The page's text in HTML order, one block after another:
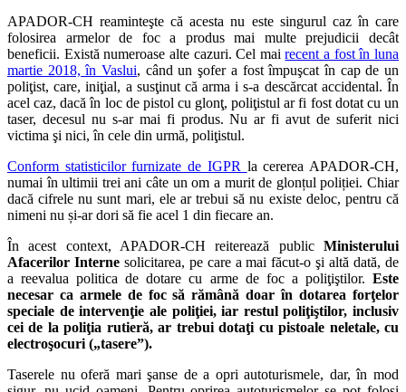
APADOR-CH reaminteşte că acesta nu este singurul caz în care
folosirea armelor de foc a produs mai multe prejudicii decât
beneficii. Există numeroase alte cazuri. Cel mairecent a fost în luna
martie 2018, în Vaslui, când un şofer a fost împuşcat în cap de un
poliţist, care, iniţial, a susţinut că arma i s-a descărcat accidental. În
acel caz, dacă în loc de pistol cu glonţ, poliţistul ar fi fost dotat cu un
taser, decesul nu s-ar mai fi produs. Nu ar fi avut de suferit nici
victima şi nici, în cele din urmă, poliţistul.
Conform statisticilor furnizate de IGPR la cererea APADOR-CH,
numai în ultimii trei ani câte un om a murit de glonțul poliției. Chiar
dacă cifrele nu sunt mari, ele ar trebui să nu existe deloc, pentru că
nimeni nu și-ar dori să fie acel 1 din fiecare an.
În acest context, APADOR-CH reiterează public Ministerului
Afacerilor Internesolicitarea, pe care a mai făcut-o şi altă dată, de
a reevalua politica de dotare cu arme de foc a poliţiştilor. Este
necesar ca armele de foc să rămână doar în dotarea forţelor
speciale de intervenţie ale poliţiei, iar restul poliţiştilor, inclusiv
cei de la poliţia rutieră, ar trebui dotaţi cu pistoale neletale, cu
electroşocuri („tasere”).
Taserele nu oferă mari şanse de a opri autoturismele, dar, în mod